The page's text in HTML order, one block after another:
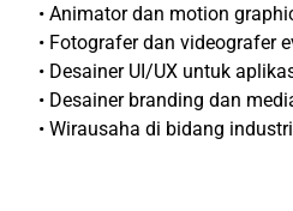
• Animator dan motion
• Fotografer dan videografer
• Desainer UI/UX untuk
• Desainer branding dan
• Wirausaha di bidang